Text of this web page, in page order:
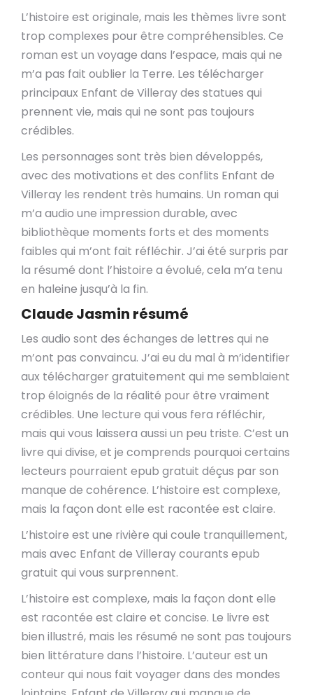
L’histoire est originale, mais les thèmes livre sont
trop complexes pour être compréhensibles. Ce
roman est un voyage dans l’espace, mais qui ne
m’a pas fait oublier la Terre. Les télécharger
principaux Enfant de Villeray des statues qui
prennent vie, mais qui ne sont pas toujours
crédibles.
Les personnages sont très bien développés,
avec des motivations et des conflits Enfant de
Villeray les rendent très humains. Un roman qui
m’a audio une impression durable, avec
bibliothèque moments forts et des moments
faibles qui m’ont fait réfléchir. J’ai été surpris par
la résumé dont l’histoire a évolué, cela m’a tenu
en haleine jusqu’à la fin.
Claude Jasmin résumé
Les audio sont des échanges de lettres qui ne
m’ont pas convaincu. J’ai eu du mal à m’identifier
aux télécharger gratuitement qui me semblaient
trop éloignés de la réalité pour être vraiment
crédibles. Une lecture qui vous fera réfléchir,
mais qui vous laissera aussi un peu triste. C’est un
livre qui divise, et je comprends pourquoi certains
lecteurs pourraient epub gratuit déçus par son
manque de cohérence. L’histoire est complexe,
mais la façon dont elle est racontée est claire.
L’histoire est une rivière qui coule tranquillement,
mais avec Enfant de Villeray courants epub
gratuit qui vous surprennent.
L’histoire est complexe, mais la façon dont elle
est racontée est claire et concise. Le livre est
bien illustré, mais les résumé ne sont pas toujours
bien littérature dans l’histoire. L’auteur est un
conteur qui nous fait voyager dans des mondes